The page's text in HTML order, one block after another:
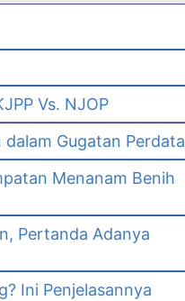
Vs. NJOP
Gugatan Perdata
Menanam Benih
Pertanda Adanya
Ini Penjelasannya